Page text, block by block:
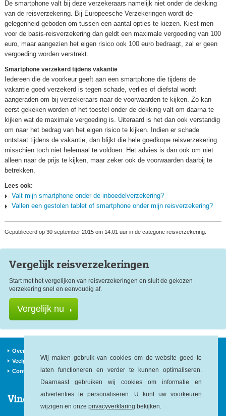
Wij maken gebruik van cookies om de website goed te
laten functioneren en verder te kunnen optimaliseren.
Daarnaast gebruiken wij cookies om informatie en
advertenties te personaliseren. U kunt uw voorkeuren
wijzigen en onze privacyverklaring bekijken.
De smartphone valt bij deze verzekeraars namelijk niet onder de dekking
van de reisverzekering. Bij Europeesche Verzekeringen wordt de
gelegenheid geboden om tussen een aantal opties te kiezen. Kiest men
voor de basis-reisverzekering dan geldt een maximale vergoeding van 100
euro, maar aangezien het eigen risico ook 100 euro bedraagt, zal er geen
vergoeding worden verstrekt.
Smartphone verzekerd tijdens vakantie
Iedereen die de voorkeur geeft aan een smartphone die tijdens de
vakantie goed verzekerd is tegen schade, verlies of diefstal wordt
aangeraden om bij verzekeraars naar de voorwaarden te kijken. Zo kan
eerst gekeken worden of het toestel onder de dekking valt om daarna te
kijken wat de maximale vergoeding is. Uiteraard is het dan ook verstandig
om naar het bedrag van het eigen risico te kijken. Indien er schade
ontstaat tijdens de vakantie, dan blijkt die hele goedkope reisverzekering
misschien toch niet helemaal te voldoen. Het advies is dan ook om niet
alleen naar de prijs te kijken, maar zeker ook de voorwaarden daarbij te
betrekken.
Lees ook:
Valt mijn smartphone onder de inboedelverzekering?
Vallen een gestolen tablet of smartphone onder mijn reisverzekering?
Gepubliceerd op 30 september 2015 om 14:01 uur in de categorie reisverzekering.
Vergelijk reisverzekeringen
Start met het vergelijken van reisverzekeringen en sluit de gekozen
verzekering snel en eenvoudig af.
Vergelijk nu
Over ons
Veelgestelde vragen
Begrippen
Sitemap
Contact
Vind ons op: